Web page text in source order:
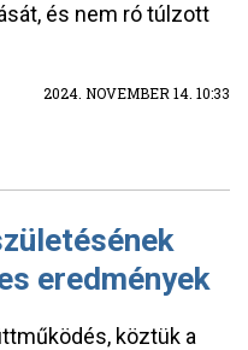
és nem ró túlzott
2024. NOVEMBER 14. 10:33
eredmények
köztük a